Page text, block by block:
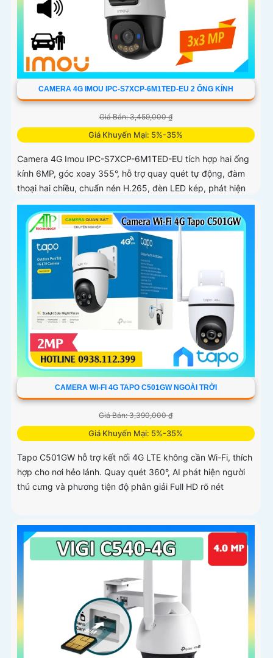
CAMERA 4G IMOU IPC-S7XCP-6M1TED-EU 2 ỐNG KÍNH
Giá Bán: 3,459,000 ₫
Giá Khuyến Mại: 5%-35%
Camera 4G Imou IPC-S7XCP-6M1TED-EU tích hợp hai ống
kính 6MP, góc xoay 355°, hỗ trợ quay quét tự động, đàm
thoại hai chiều, chuẩn nén H.265, đèn LED kép, phát hiện
thông minh IMOU SENSE, báo động còi 110dB
CAMERA WI-FI 4G TAPO C501GW NGOÀI TRỜI
Giá Bán: 3,390,000 ₫
Giá Khuyến Mại: 5%-35%
Tapo C501GW hỗ trợ kết nối 4G LTE không cần Wi-Fi, thích
hợp cho nơi hẻo lánh. Quay quét 360°, AI phát hiện người
thú cưng và phương tiện độ phân giải Full HD rõ nét